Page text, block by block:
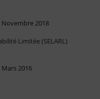
2018
Limitée (SELARL)
2016